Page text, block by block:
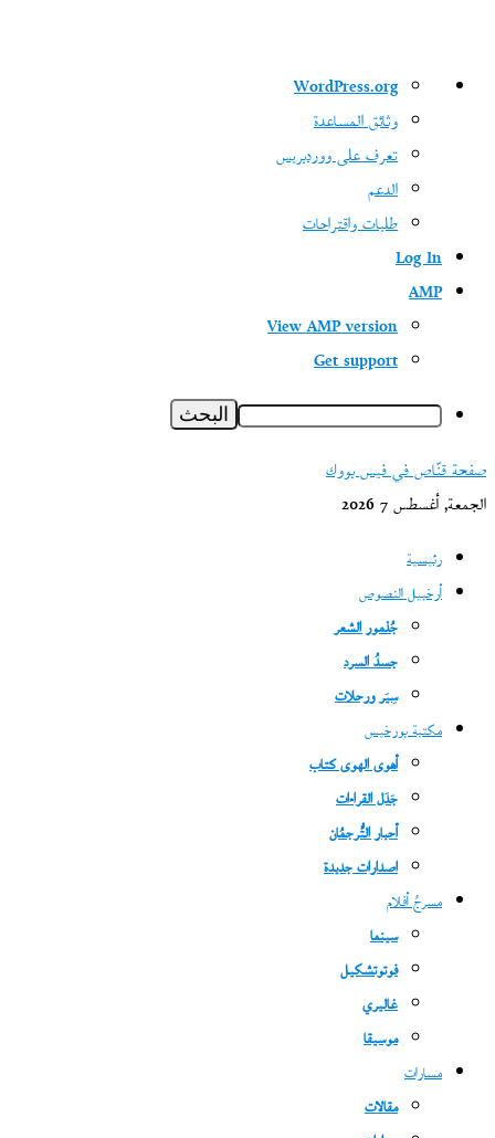
ووردبريس
WordPress.org
وثائق المساعدة
تعرف على ووردبريس
الدعم
طلبات واقتراحات
Log In
AMP
View AMP version
Get support
البحث
صفحة قنّاص في فيس بووك
الجمعة, أغسطس 7 2026
رئيسية
أرخبيل النصوص
جُذمور الشعر
جسدُ السرد
سِيَر ورحلات
مكتبة بورخيس
أهوى الهوى كتاب
جَدَل القراءات
أحبار التُّرجمُان
اصدارات جديدة
مسرحُ أفلام
سينما
فوتوتشكيل
غاليري
موسيقا
مسارات
مقالات